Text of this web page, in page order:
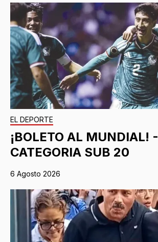
EL DEPORTE
¡BOLETO AL MUNDIAL! -
CATEGORIA SUB 20
6 Agosto 2026